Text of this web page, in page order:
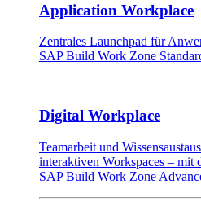
Application Workplace
Zentrales Launchpad für
SAP Build Work Zone
Digital Workplace
Teamarbeit und
interaktiven Workspaces – mit
SAP Build Work Zone